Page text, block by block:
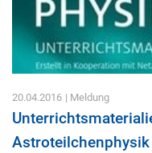
20.04.2016 | Meldung
Astroteilchenphysik